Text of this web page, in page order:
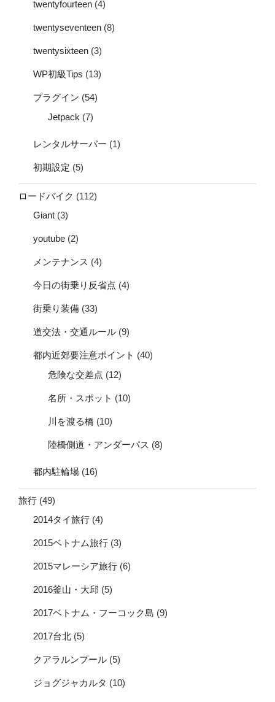
twentyfourteen (4)
twentyseventeen (8)
twentysixteen (3)
WP初級Tips (13)
プラグイン (54)
Jetpack (7)
レンタルサーバー (1)
初期設定 (5)
ロードバイク (112)
Giant (3)
youtube (2)
メンテナンス (4)
今日の街乗り反省点 (4)
街乗り装備 (33)
道交法・交通ルール (9)
都内近郊要注意ポイント (40)
危険な交差点 (12)
名所・スポット (10)
川を渡る橋 (10)
陸橋側道・アンダーパス (8)
都内駐輪場 (16)
旅行 (49)
2014タイ旅行 (4)
2015ベトナム旅行 (3)
2015マレーシア旅行 (6)
2016釜山・大邱 (5)
2017ベトナム・フーコック島 (9)
2017台北 (5)
クアラルンプール (5)
ジョグジャカルタ (10)